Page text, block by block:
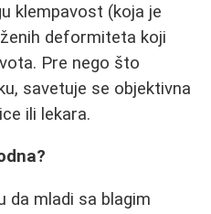
klempavost (koja je
deformiteta koji
Pre nego što
savetuje se objektivna
ili lekara.
da mladi sa blagim